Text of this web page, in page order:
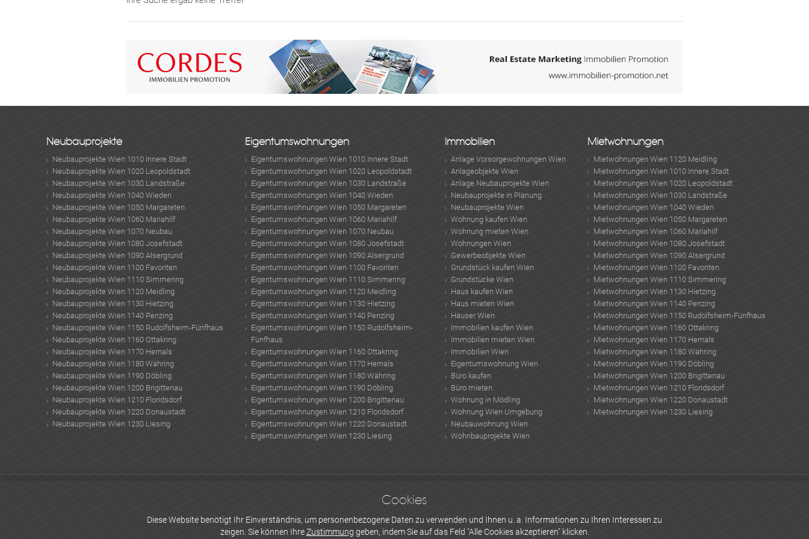
Neubauprojekte
Neubauprojekte Wien 1010 Innere Stadt
Neubauprojekte Wien 1020 Leopoldstadt
Neubauprojekte Wien 1030 Landstraße
Neubauprojekte Wien 1040 Wieden
Neubauprojekte Wien 1050 Margareten
Neubauprojekte Wien 1060 Mariahilf
Neubauprojekte Wien 1070 Neubau
Neubauprojekte Wien 1080 Josefstadt
Neubauprojekte Wien 1090 Alsergrund
Neubauprojekte Wien 1100 Favoriten
Neubauprojekte Wien 1110 Simmering
Neubauprojekte Wien 1120 Meidling
Neubauprojekte Wien 1130 Hietzing
Neubauprojekte Wien 1140 Penzing
Neubauprojekte Wien 1150 Rudolfsheim-Fünfhaus
Neubauprojekte Wien 1160 Ottakring
Neubauprojekte Wien 1170 Hernals
Neubauprojekte Wien 1180 Währing
Neubauprojekte Wien 1190 Döbling
Neubauprojekte Wien 1200 Brigittenau
Neubauprojekte Wien 1210 Floridsdorf
Neubauprojekte Wien 1220 Donaustadt
Neubauprojekte Wien 1230 Liesing
Eigentumswohnungen
Eigentumswohnungen Wien 1010 Innere Stadt
Eigentumswohnungen Wien 1020 Leopoldstadt
Eigentumswohnungen Wien 1030 Landstraße
Eigentumswohnungen Wien 1040 Wieden
Eigentumswohnungen Wien 1050 Margareten
Eigentumswohnungen Wien 1060 Mariahilf
Eigentumswohnungen Wien 1070 Neubau
Eigentumswohnungen Wien 1080 Josefstadt
Eigentumswohnungen Wien 1090 Alsergrund
Eigentumswohnungen Wien 1100 Favoriten
Eigentumswohnungen Wien 1110 Simmering
Eigentumswohnungen Wien 1120 Meidling
Eigentumswohnungen Wien 1130 Hietzing
Eigentumswohnungen Wien 1140 Penzing
Eigentumswohnungen Wien 1150 Rudolfsheim-
Fünfhaus
Eigentumswohnungen Wien 1160 Ottakring
Eigentumswohnungen Wien 1170 Hernals
Eigentumswohnungen Wien 1180 Währing
Eigentumswohnungen Wien 1190 Döbling
Eigentumswohnungen Wien 1200 Brigittenau
Eigentumswohnungen Wien 1210 Floridsdorf
Eigentumswohnungen Wien 1220 Donaustadt
Eigentumswohnungen Wien 1230 Liesing
Immobilien
Anlage Vorsorgewohnungen Wien
Anlageobjekte Wien
Anlage Neubauprojekte Wien
Neubauprojekte in Planung
Neubauprojekte Wien
Wohnung kaufen Wien
Wohnung mieten Wien
Wohnungen Wien
Gewerbeobjekte Wien
Grundstück kaufen Wien
Grundstücke Wien
Haus kaufen Wien
Haus mieten Wien
Häuser Wien
Immobilien kaufen Wien
Immobilien mieten Wien
Immobilien Wien
Eigentumswohnung Wien
Büro kaufen
Büro mieten
Wohnung in Mödling
Wohnung Wien Umgebung
Neubauwohnung Wien
Wohnbauprojekte Wien
Mietwohnungen
Mietwohnungen Wien 1120 Meidling
Mietwohnungen Wien 1010 Innere Stadt
Mietwohnungen Wien 1020 Leopoldstadt
Mietwohnungen Wien 1030 Landstraße
Mietwohnungen Wien 1040 Wieden
Mietwohnungen Wien 1050 Margareten
Mietwohnungen Wien 1060 Mariahilf
Mietwohnungen Wien 1080 Josefstadt
Mietwohnungen Wien 1090 Alsergrund
Mietwohnungen Wien 1100 Favoriten
Mietwohnungen Wien 1110 Simmering
Mietwohnungen Wien 1130 Hietzing
Mietwohnungen Wien 1140 Penzing
Mietwohnungen Wien 1150 Rudolfsheim-Fünfhaus
Mietwohnungen Wien 1160 Ottakring
Mietwohnungen Wien 1170 Hernals
Mietwohnungen Wien 1180 Währing
Mietwohnungen Wien 1190 Döbling
Mietwohnungen Wien 1200 Brigittenau
Mietwohnungen Wien 1210 Floridsdorf
Mietwohnungen Wien 1220 Donaustadt
Mietwohnungen Wien 1230 Liesing
tapezieren Architekten Dürschmid
fenster putzen Dienstleister-Plattform
Cookies
Diese Website benötigt Ihr Einverständnis, um personenbezogene Daten zu verwenden und Ihnen u. a. Informationen zu Ihren Interessen zu
zeigen. Sie können IhreZustimmung geben, indem Sie auf das Feld "Alle Cookies akzeptieren" klicken.